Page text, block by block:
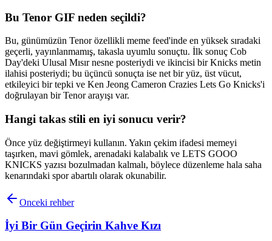
Bu Tenor GIF neden seçildi?
Bu, günümüzün Tenor özellikli meme feed'inde en yüksek sıradaki
geçerli, yayınlanmamış, takasla uyumlu sonuçtu. İlk sonuç Cob
Day'deki Ulusal Mısır nesne posteriydi ve ikincisi bir Knicks metin
ilahisi posteriydi; bu üçüncü sonuçta ise net bir yüz, üst vücut,
etkileyici bir tepki ve Ken Jeong Cameron Crazies Lets Go Knicks'i
doğrulayan bir Tenor arayışı var.
Hangi takas stili en iyi sonucu verir?
Önce yüz değiştirmeyi kullanın. Yakın çekim ifadesi memeyi
taşırken, mavi gömlek, arenadaki kalabalık ve LETS GOOO
KNICKS yazısı bozulmadan kalmalı, böylece düzenleme hala saha
kenarındaki spor abartılı olarak okunabilir.
Onceki rehber
İyi Bir Gün Geçirin Kahve Kızı